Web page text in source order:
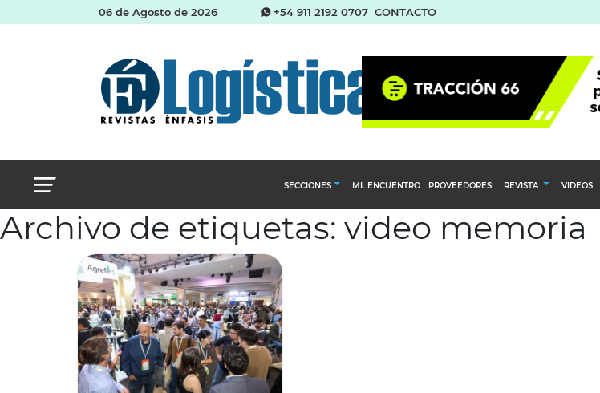
06 de Agosto de 2026 +54 911 2192 0707 CONTACTO
SECCIONES
Abastecimiento y compras
ML ENCUENTRO PROVEEDORES REVISTA
Calendario Editorial
Ediciones Anteriores
VIDEOS
Archivo de etiquetas: video memoria